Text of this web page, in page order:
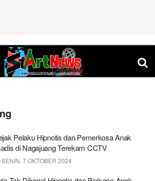
Pelaku Hipnotis dan Pemerkosa Anak
di Nagajuang Terekam CCTV
SENIN, 7 OKTOBER 2024